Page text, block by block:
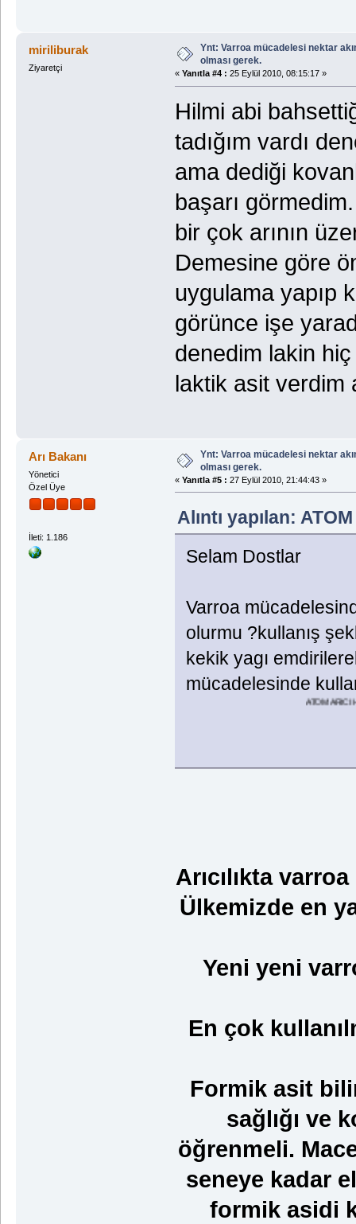
miriliburak
Ziyaretçi
Ynt: Varroa mücadelesi nektar
olması gerek.
« Yanıtla #4 : 25 Eylül 2010, 08:15:17 »
Hilmi abi
tadığım vardı
ama dediği
başarı
bir çok arının
Demesine göre
uygulama yapıp
görünce işe
denedim lakin
laktik asit verdim
Arı Bakanı
Yönetici
Özel Üye
İleti: 1.186
Ynt: Varroa mücadelesi nektar
olması gerek.
« Yanıtla #5 : 27 Eylül 2010, 21:44:43 »
Alıntı yapılan:
Selam Dostlar
Varroa
olurmu ?kullanış
kekik yagı
mücadelesinde
ATOM ARICI HİLMİ
Arıcılıkta
Ülkemizde en
Yeni yeni
En çok
Formik asit
sağlığı ve
öğrenmeli.
seneye kadar
formik asidi